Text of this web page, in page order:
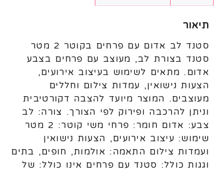
תיאור
סטנד לב אדום עם פרחים בקוטר 2 מטר
סטנד בצורת לב, מעוצב עם פרחים בצבע
אדום. מתאים לשימוש בעיצוב אירועים,
הצעות נישואין, עמדות צילום וחללים
מעוצבים. המוצר מיועד להצבה דקורטיבית
וניתן להרכבה ופירוק לפי הצורך. צורה: לב
צבע: אדום חומר: פרחי משי קוטר: 2 מטר
שימוש: עיצוב אירועים, הצעות נישואין
ועמדות צילום התאמה: אולמות, חופים, בתים
וגגות כולל: סטנד עם פרחים אינו כולל: של